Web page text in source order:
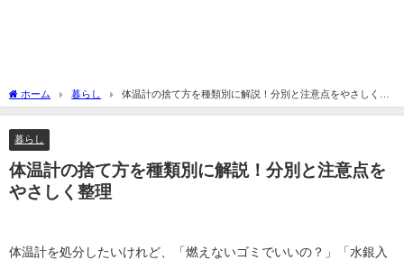
ホーム 暮らし
体温計の捨て方を種類別に解説！分別と注意点をやさしく整
理
暮らし
体温計の捨て方を種類別に解説！分別と注意点を
やさしく整理
体温計を処分したいけれど、「燃えないゴミでいいの？」「水銀入